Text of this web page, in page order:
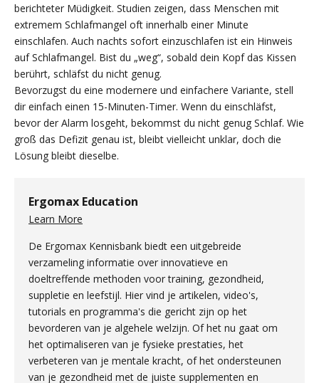
berichteter Müdigkeit. Studien zeigen, dass Menschen mit
extremem Schlafmangel oft innerhalb einer Minute
einschlafen. Auch nachts sofort einzuschlafen ist ein Hinweis
auf Schlafmangel. Bist du „weg“, sobald dein Kopf das Kissen
berührt, schläfst du nicht genug.
Bevorzugst du eine modernere und einfachere Variante, stell
dir einfach einen 15-Minuten-Timer. Wenn du einschläfst,
bevor der Alarm losgeht, bekommst du nicht genug Schlaf. Wie
groß das Defizit genau ist, bleibt vielleicht unklar, doch die
Lösung bleibt dieselbe.
Ergomax Education
Learn More
De Ergomax Kennisbank biedt een uitgebreide
verzameling informatie over innovatieve en
doeltreffende methoden voor training, gezondheid,
suppletie en leefstijl. Hier vind je artikelen, video's,
tutorials en programma's die gericht zijn op het
bevorderen van je algehele welzijn. Of het nu gaat om
het optimaliseren van je fysieke prestaties, het
verbeteren van je mentale kracht, of het ondersteunen
van je gezondheid met de juiste supplementen en